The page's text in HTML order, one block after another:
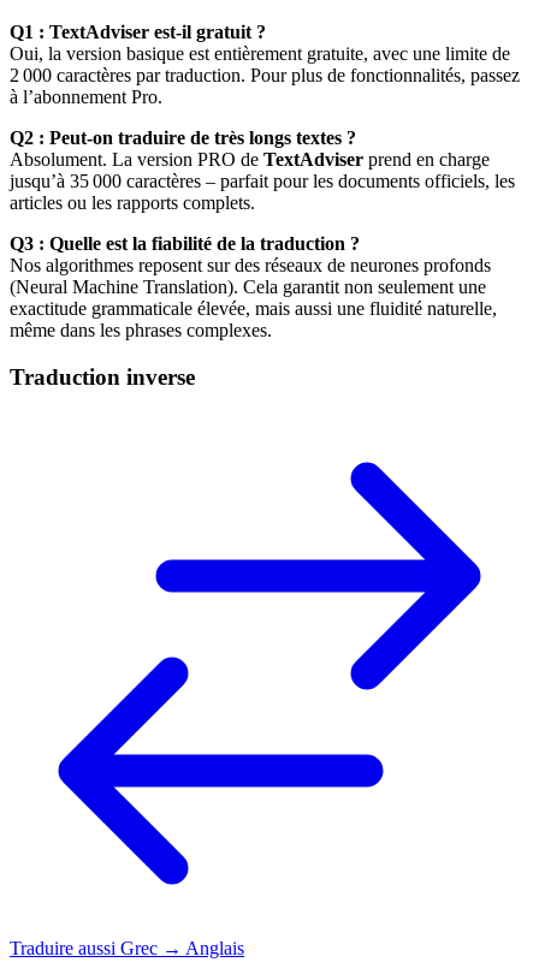
Q1 : TextAdviser est-il gratuit ?
Oui, la version basique est entièrement gratuite, avec une limite de
2 000 caractères par traduction. Pour plus de fonctionnalités, passez
à l’abonnement Pro.
Q2 : Peut-on traduire de très longs textes ?
Absolument. La version PRO de TextAdviser prend en charge
jusqu’à 35 000 caractères – parfait pour les documents officiels, les
articles ou les rapports complets.
Q3 : Quelle est la fiabilité de la traduction ?
Nos algorithmes reposent sur des réseaux de neurones profonds
(Neural Machine Translation). Cela garantit non seulement une
exactitude grammaticale élevée, mais aussi une fluidité naturelle,
même dans les phrases complexes.
Traduction inverse
Traduire aussi Grec → Anglais